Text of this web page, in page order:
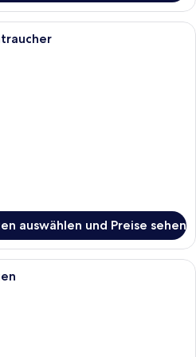
Ein Hotelzimmer mit Holz-Kopfteil,
auswählen und Preise sehen
Ein modernes Wohnzimmer mit